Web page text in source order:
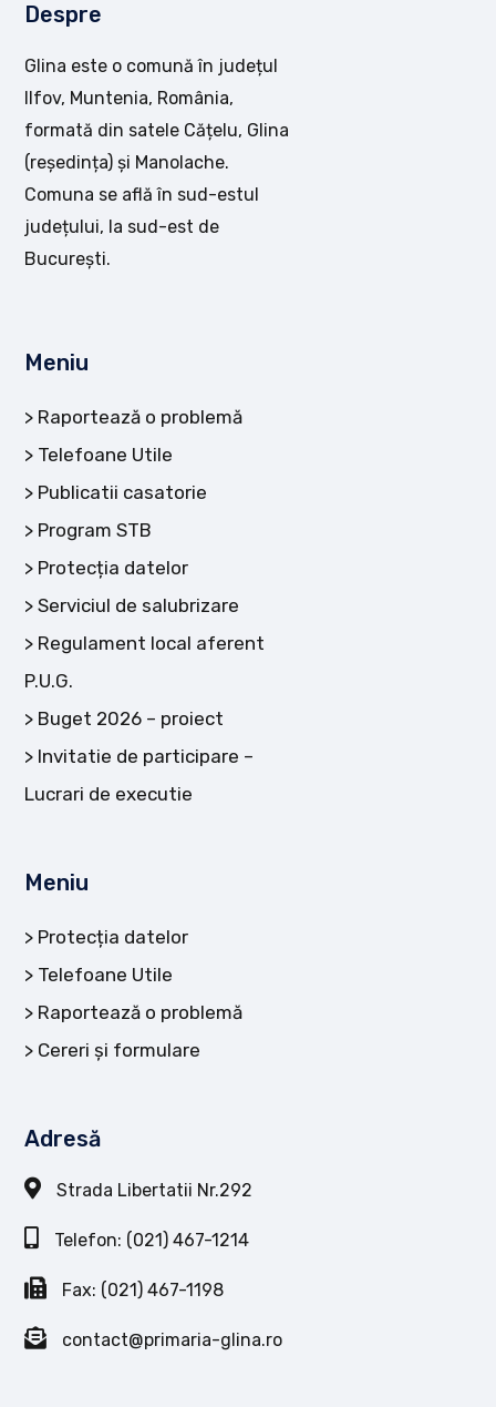
Despre
Glina este o comună în județul
Ilfov, Muntenia, România,
formată din satele Cățelu, Glina
(reședința) și Manolache.
Comuna se află în sud-estul
județului, la sud-est de
București.
Meniu
Raportează o problemă
Telefoane Utile
Publicatii casatorie
Program STB
Protecția datelor
Serviciul de salubrizare
Regulament local aferent
P.U.G.
Buget 2026 – proiect
Invitatie de participare –
Lucrari de executie
Meniu
Protecția datelor
Telefoane Utile
Raportează o problemă
Cereri și formulare
Adresă
Strada Libertatii Nr.292
Telefon: (021) 467-1214
Fax: (021) 467-1198
contact@primaria-glina.ro